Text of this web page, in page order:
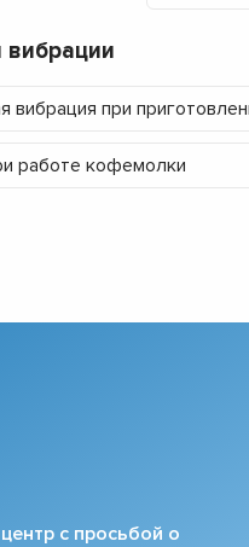
вибрация при
работе кофемолки
с просьбой о